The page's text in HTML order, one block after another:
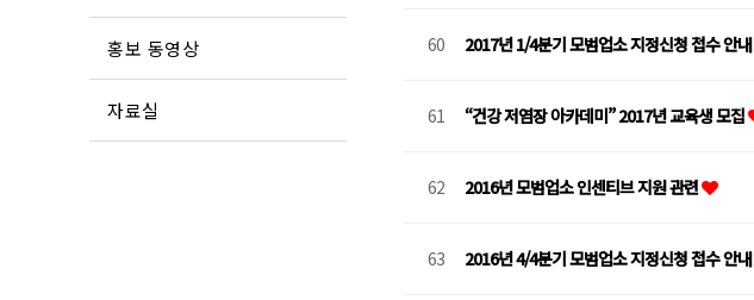
홍보 동영상
자료실
60 2017년 1/4분기 모범업소 지정신청 접수 안내
61 “건강 저염장 아카데미” 2017년 교육생 모집
62 2016년 모범업소 인센티브 지원 관련
63 2016년 4/4분기 모범업소 지정신청 접수 안내